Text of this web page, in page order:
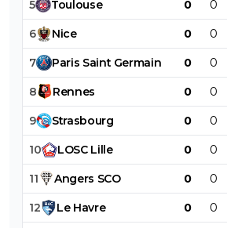
5 Toulouse 0 0
6 Nice 0 0
7 Paris Saint Germain 0 0
8 Rennes 0 0
9 Strasbourg 0 0
10 LOSC Lille 0 0
11 Angers SCO 0 0
12 Le Havre 0 0